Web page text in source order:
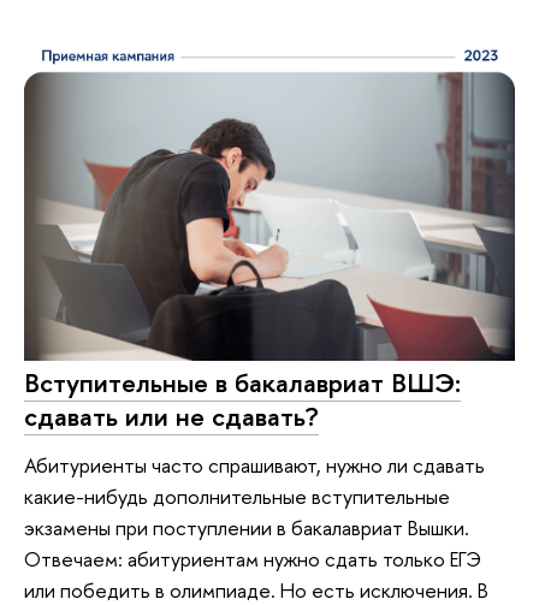
Вступительные в бакалавриат ВШЭ:
сдавать или не сдавать?
Абитуриенты часто спрашивают, нужно ли сдавать
какие-нибудь дополнительные вступительные
экзамены при поступлении в бакалавриат Вышки.
Отвечаем: абитуриентам нужно сдать только ЕГЭ
или победить в олимпиаде. Но есть исключения. В